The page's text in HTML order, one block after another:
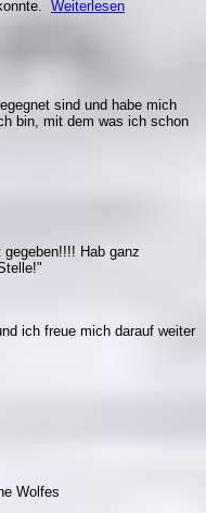
Weiterlesen
sind und habe mich
bin, mit dem was ich schon
Hab ganz
ich freue mich darauf weiter
Wolfes